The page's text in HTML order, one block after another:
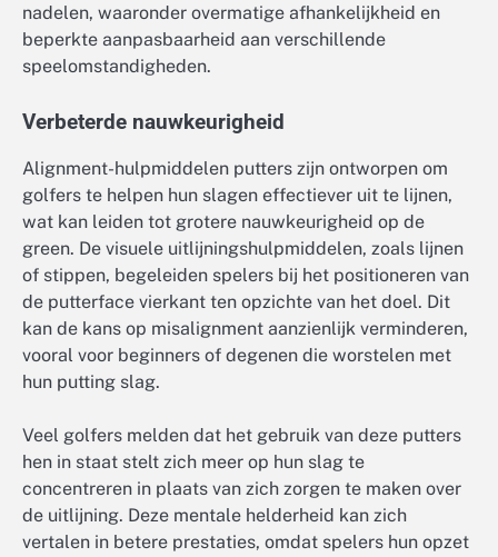
nadelen, waaronder overmatige afhankelijkheid en
beperkte aanpasbaarheid aan verschillende
speelomstandigheden.
Verbeterde nauwkeurigheid
Alignment-hulpmiddelen putters zijn ontworpen om
golfers te helpen hun slagen effectiever uit te lijnen,
wat kan leiden tot grotere nauwkeurigheid op de
green. De visuele uitlijningshulpmiddelen, zoals lijnen
of stippen, begeleiden spelers bij het positioneren van
de putterface vierkant ten opzichte van het doel. Dit
kan de kans op misalignment aanzienlijk verminderen,
vooral voor beginners of degenen die worstelen met
hun putting slag.
Veel golfers melden dat het gebruik van deze putters
hen in staat stelt zich meer op hun slag te
concentreren in plaats van zich zorgen te maken over
de uitlijning. Deze mentale helderheid kan zich
vertalen in betere prestaties, omdat spelers hun opzet